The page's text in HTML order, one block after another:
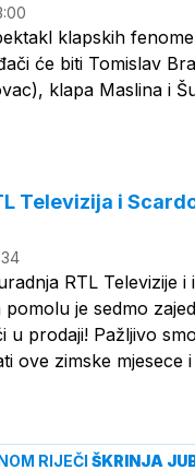
klapskih
će biti Tomislav
klapa Maslina i
Televizija i
RTL Televizije
pomolu je sedmo
u prodaji! Pažljivo
ove zimske mjesece
RIJEČI ŠKRINJA